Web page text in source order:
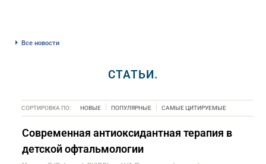
Все новости
СТАТЬИ.
СОРТИРОВКА ПО: НОВЫЕ ПОПУЛЯРНЫЕ САМЫЕ ЦИТИРУЕМЫЕ
Современная антиоксидантная терапия в
детской офтальмологии